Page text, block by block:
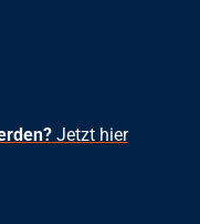
Jetzt hier